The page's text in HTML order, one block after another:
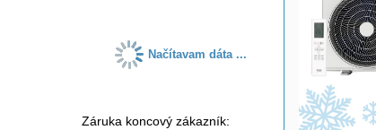
Načítavam dáta ...
Záruka koncový zákazník: